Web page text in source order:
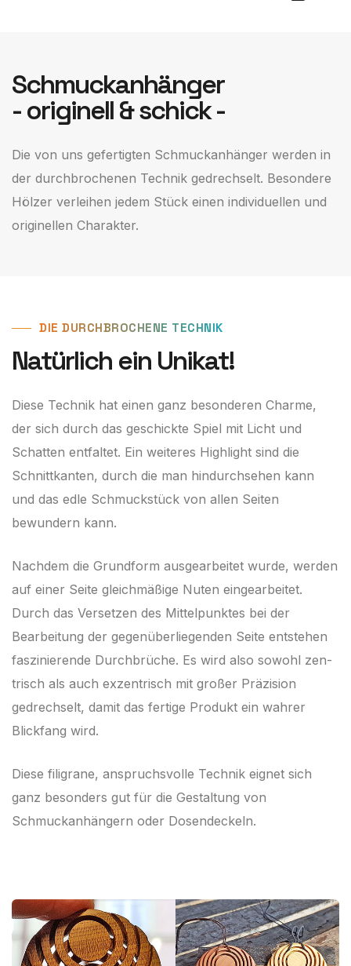
Schmuckanhänger
- originell & schick -
Die von uns gefertigten Schmuckanhänger werden in
der durchbrochenen Technik ge­drechselt. Besondere
Hölzer verleihen jedem Stück einen individuellen und
originellen Charakter.
DIE DURCHBROCHENE TECHNIK
Natürlich ein Unikat!
Diese Technik hat einen ganz besonderen Charme,
der sich durch das geschickte Spiel mit Licht und
Schatten entfaltet. Ein weiteres Highlight sind die
Schnittkanten, durch die man hindurchsehen kann
und das edle Schmuckstück von allen Seiten
bewundern kann.
Nachdem die Grundform ausgearbeitet wurde, werden
auf einer Seite gleichmäßige Nuten eingearbeitet.
Durch das Versetzen des Mittelpunktes bei der
Bearbeitung der gegenüberliegenden Seite entstehen
faszinierende Durchbrüche. Es wird also sowohl zen­
trisch als auch exzentrisch mit großer Präzision
gedrechselt, damit das fertige Produkt ein wahrer
Blickfang wird.
Diese filigrane, anspruchsvolle Technik eignet sich
ganz besonders gut für die Gestaltung von
Schmuckanhängern oder Dosendeckeln.